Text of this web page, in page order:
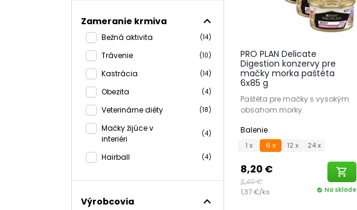
Zameranie krmiva expand_less
Bežná aktivita (14)
Trávenie (10)
Kastrácia (14)
Obezita (4)
Veterinárne diéty (18)
Mačky žijúce v
interiéri
(4)
Hairball (4)
Výrobcovia expand_less
PRO PLAN Delicate
Digestion konzervy pre
mačky morka paštéta
6x85 g
Paštéta pre mačky s vysokým
obsahom morky.
Balenie
1 x 6 x 12 x 24 x
8,20 €
8,40 €
shopping_cart
1,37 €/ks check_circle Na sklade